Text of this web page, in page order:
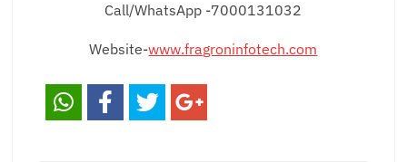
Call/WhatsApp -7000131032
Website-www.fragroninfotech.com